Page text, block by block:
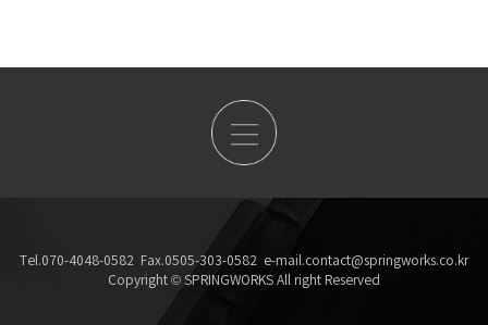
Tel.070-4048-0582 Fax.0505-303-0582 e-mail.contact@springworks.co.kr
Copyright © SPRINGWORKS All right Reserved